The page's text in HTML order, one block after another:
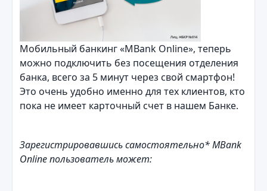
Мобильный банкинг «MBank Оnline», теперь
можно подключить без посещения отделения
банка, всего за 5 минут через свой смартфон!
Это очень удобно именно для тех клиентов, кто
пока не имеет карточный счет в нашем Банке.
Зарегистрировавшись самостоятельно*MBank
Online пользователь может: